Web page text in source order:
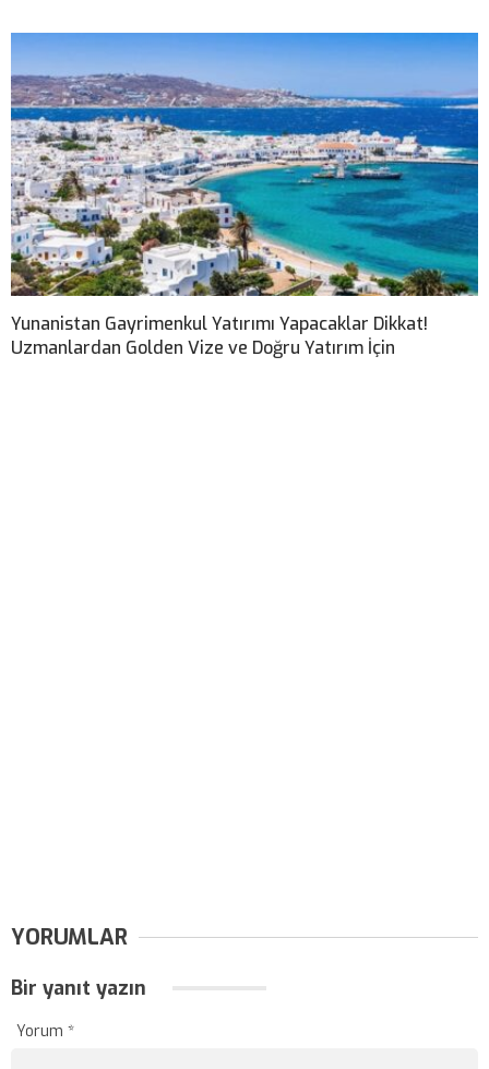
Yunanistan Gayrimenkul Yatırımı Yapacaklar Dikkat!
Uzmanlardan Golden Vize ve Doğru Yatırım İçin
YORUMLAR
Bir yanıt yazın
Yorum *